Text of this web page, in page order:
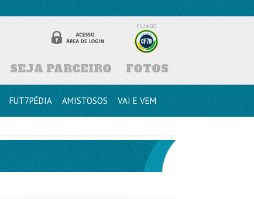
FILIADO
SEJA PARCEIRO FOTOS
FUT7PÉDIA AMISTOSOS VAI E VEM